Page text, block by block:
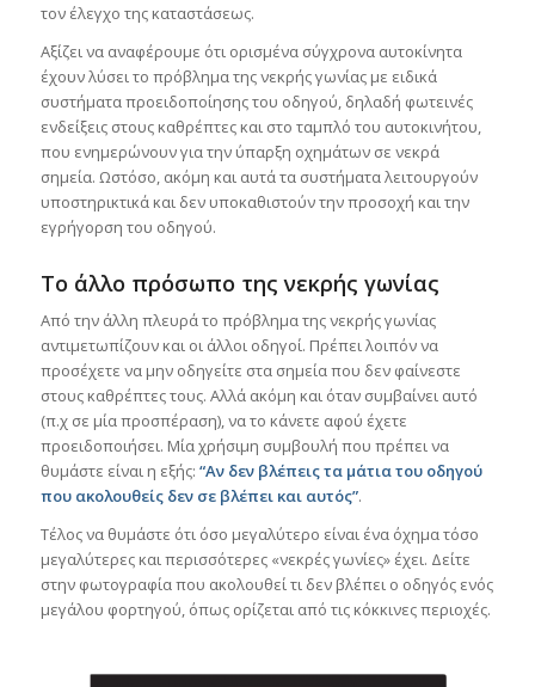
τον έλεγχο της καταστάσεως.
Αξίζει να αναφέρουμε ότι ορισμένα σύγχρονα αυτοκίνητα
έχουν λύσει το πρόβλημα της νεκρής γωνίας με ειδικά
συστήματα προειδοποίησης του οδηγού, δηλαδή φωτεινές
ενδείξεις στους καθρέπτες και στο ταμπλό του αυτοκινήτου,
που ενημερώνουν για την ύπαρξη οχημάτων σε νεκρά
σημεία. Ωστόσο, ακόμη και αυτά τα συστήματα λειτουργούν
υποστηρικτικά και δεν υποκαθιστούν την προσοχή και την
εγρήγορση του οδηγού.
Το άλλο πρόσωπο της νεκρής γωνίας
Από την άλλη πλευρά το πρόβλημα της νεκρής γωνίας
αντιμετωπίζουν και οι άλλοι οδηγοί. Πρέπει λοιπόν να
προσέχετε να μην οδηγείτε στα σημεία που δεν φαίνεστε
στους καθρέπτες τους. Αλλά ακόμη και όταν συμβαίνει αυτό
(π.χ σε μία προσπέραση), να το κάνετε αφού έχετε
προειδοποιήσει. Μία χρήσιμη συμβουλή που πρέπει να
θυμάστε είναι η εξής: “Αν δεν βλέπεις τα μάτια του οδηγού
που ακολουθείς δεν σε βλέπει και αυτός”.
Τέλος να θυμάστε ότι όσο μεγαλύτερο είναι ένα όχημα τόσο
μεγαλύτερες και περισσότερες «νεκρές γωνίες» έχει. Δείτε
στην φωτογραφία που ακολουθεί τι δεν βλέπει ο οδηγός ενός
μεγάλου φορτηγού, όπως ορίζεται από τις κόκκινες περιοχές.